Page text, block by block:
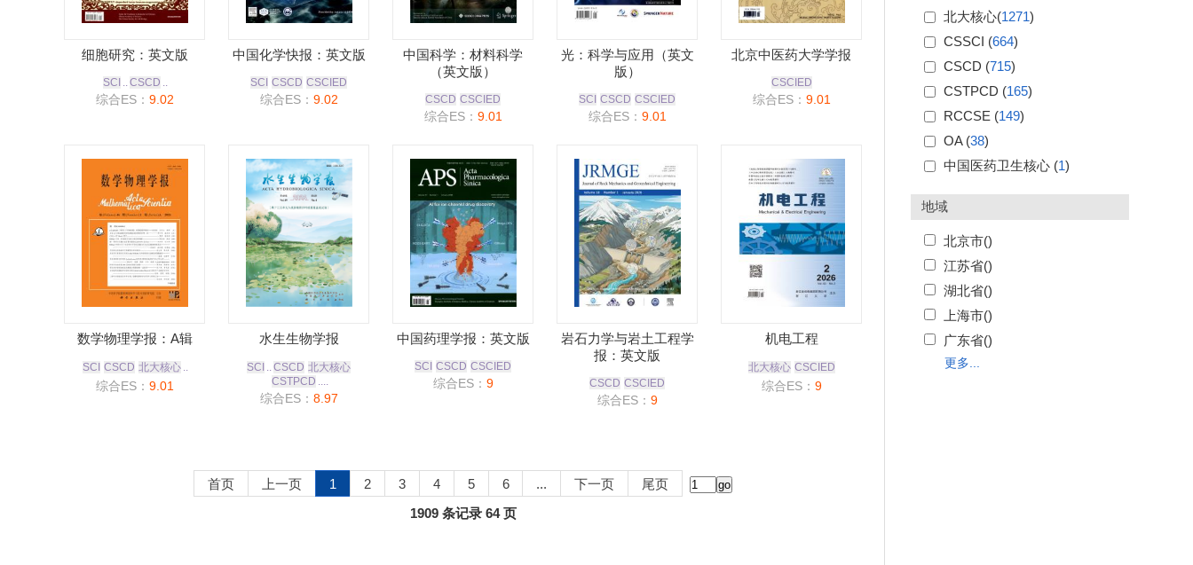
北大核心(1271)
CSSCI (664)
CSCD (715)
CSTPCD (165)
RCCSE (149)
OA (38)
中国医药卫生核心 (1)
地域
北京市()
江苏省()
湖北省()
上海市()
广东省()
更多...
细胞研究：英文版
SCI ..CSCD ..
综合ES： 9.02
中国化学快报：英文版
SCI CSCD CSCIED
综合ES： 9.02
中国科学：材料科学
（英文版）
CSCD CSCIED
综合ES： 9.01
光：科学与应用（英文
版）
SCI CSCD CSCIED
综合ES： 9.01
北京中医药大学学报
CSCIED
综合ES： 9.01
数学物理学报：A辑
SCI CSCD 北大核心 ..
综合ES： 9.01
水生生物学报
SCI ..CSCD 北大核心
CSTPCD ....
综合ES： 8.97
中国药理学报：英文版
SCI CSCD CSCIED
综合ES： 9
岩石力学与岩土工程学
报：英文版
CSCD CSCIED
综合ES： 9
机电工程
北大核心 CSCIED
综合ES： 9
首页 上一页 1 2 3 4 5 6 ... 下一页
尾页
1909 条记录 64 页